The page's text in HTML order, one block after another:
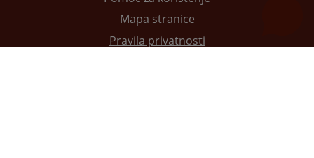
Mapa stranice
Pravila privatnosti